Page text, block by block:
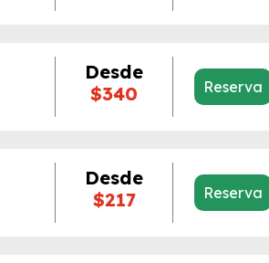
Desde
$340
Reserva
Desde
$217
Reserva